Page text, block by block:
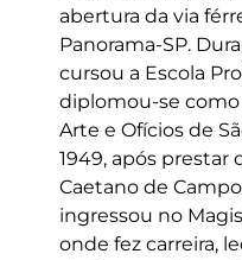
abertura da via
Panorama-SP.
cursou a Escola
diplomou-se
Arte e Ofícios de
1949, após prestar
Caetano de
ingressou no
onde fez carreira,